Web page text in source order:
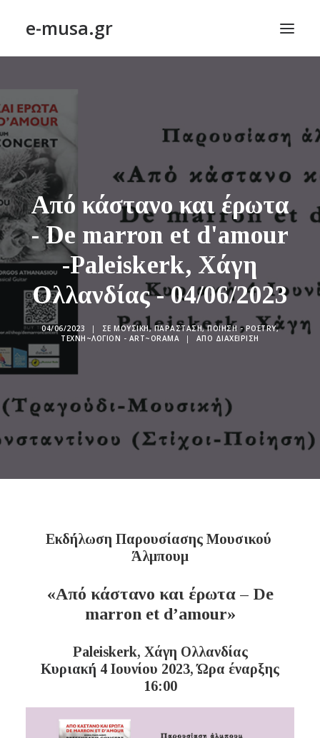
e-musa.gr
ΠΟΙΗΣΗ – POETRY
ΠΕΖΟΓΡΑΦΙΑ – PROSE
ΤΕΧΝΗ~ΛΟΓΙΟΝ – ART~ORAMA
ΑΠΟΔΕΛΤΙΩΣΗ
BLOG
ΣΥΝΤΑΚΤΙΚΗ ΟΜΑΔΑ
ΕΠΙΚΟΙΝΩΝΙΑ
ΑΝΑΖΉΤΗΣΗ
Από κάστανο και έρωτα
- De marron et d'amour
-Paleiskerk, Χάγη
Ολλανδίας - 04/06/2023
04/06/2023 | ΣΕ ΜΟΥΣΙΚΉ, ΠΑΡΆΣΤΑΣΗ,ΠΟΊΗΣΗ - POETRY,
ΤΕΧΝΗ~ΛΌΓΙΟΝ - ART~ORAMA
| ΑΠΌ ΔΙΑΧΕΊΡΙΣΗ
Εκδήλωση Παρουσίασης Μουσικού
Άλμπουμ
«Από κάστανο και έρωτα – De
marron et d’amour»
Paleiskerk, Χάγη Ολλανδίας
Κυριακή 4 Ιουνίου 2023, Ώρα έναρξης
16:00